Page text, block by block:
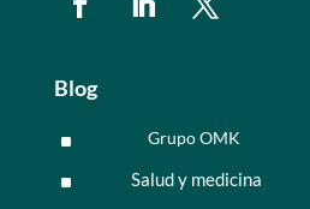
Blog
^ Grupo OMK
^ Salud y medicina